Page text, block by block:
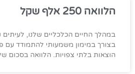
הלוואה 250 אלף שקל
במהלך החיים הכלכליים שלנו, לעיתים
בצורך במימון משמעותי להתמודד עם
הוצאות בלתי צפויות. הלוואה בסכום של 250 אלף